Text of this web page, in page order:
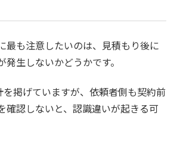
最も注意したいのは、見積もり後に
生しないかどうかです。
掲げていますが、依頼者側も契約前
確認しないと、認識違いが起きる可